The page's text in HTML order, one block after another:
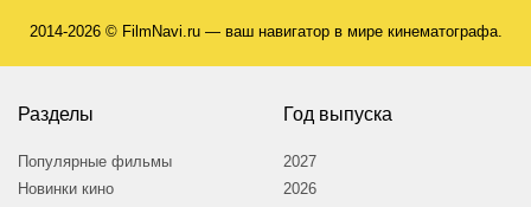
2014-2026 © FilmNavi.ru — ваш навигатор в мире кинематографа.
Разделы
Популярные фильмы
Новинки кино
Год выпуска
2027
2026